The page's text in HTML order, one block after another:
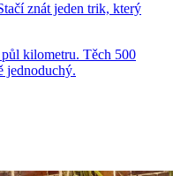
znát jeden trik, který
kilometru. Těch 500
jednoduchý.